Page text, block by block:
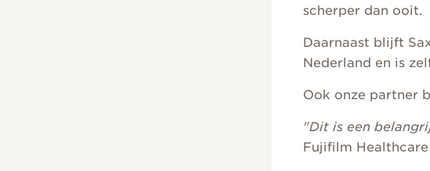
scherper dan ooit.
Daarnaast blijft
Nederland en is
Ook onze partner
"Dit is een
Fujifilm Healthcare